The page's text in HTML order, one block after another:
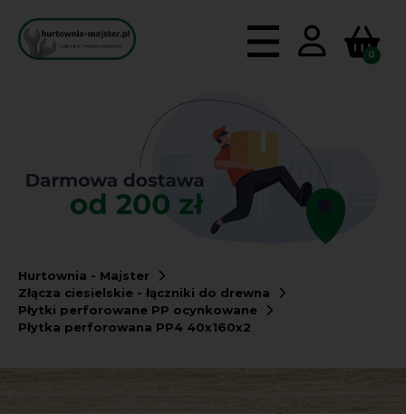
0
Hurtownia - Majster
Złącza ciesielskie - łączniki do drewna
Płytki perforowane PP ocynkowane
Płytka perforowana PP4 40x160x2